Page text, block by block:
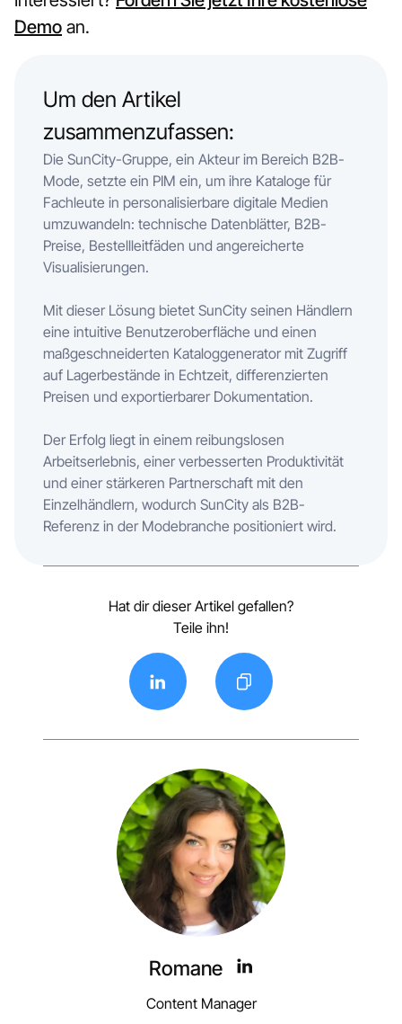
Demo an.
Um den Artikel
zusammenzufassen:
Die SunCity-Gruppe, ein Akteur im Bereich B2B-
Mode, setzte ein PIM ein, um ihre Kataloge für
Fachleute in personalisierbare digitale Medien
umzuwandeln: technische Datenblätter, B2B-
Preise, Bestellleitfäden und angereicherte
Visualisierungen.
Mit dieser Lösung bietet SunCity seinen Händlern
eine intuitive Benutzeroberfläche und einen
maßgeschneiderten Kataloggenerator mit Zugriff
auf Lagerbestände in Echtzeit, differenzierten
Preisen und exportierbarer Dokumentation.
Der Erfolg liegt in einem reibungslosen
Arbeitserlebnis, einer verbesserten Produktivität
und einer stärkeren Partnerschaft mit den
Einzelhändlern, wodurch SunCity als B2B-
Referenz in der Modebranche positioniert wird.
Hat dir dieser Artikel gefallen?
Teile ihn!
Romane
Content Manager